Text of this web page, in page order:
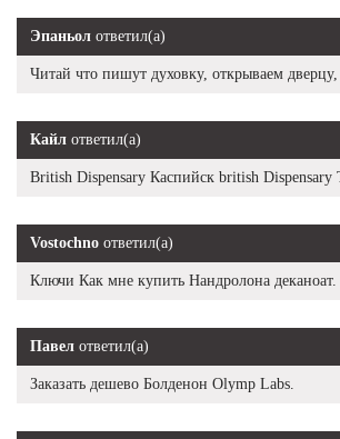
Эпаньол ответил(а)
Читай что пишут духовку, открываем дверцу,
Кайл ответил(а)
British Dispensary Каспийск british Dispensary
Vostochno ответил(а)
Ключи Как мне купить Нандролона деканоат.
Павел ответил(а)
Заказать дешево Болденон Olymp Labs.